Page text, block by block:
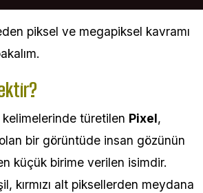
piksel ve megapiksel kavramı
kelimelerinde türetilen Pixel,
bir görüntüde insan gözünün
küçük birime verilen isimdir.
kırmızı alt piksellerden meydana